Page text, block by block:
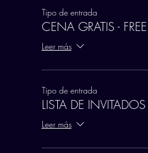
Tipo de entrada
CENA GRATIS -
Leer más
Tipo de entrada
LISTA DE INVITADOS
Leer más